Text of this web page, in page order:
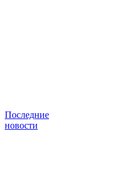
Последние
новости